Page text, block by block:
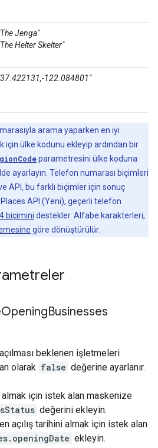
Jenga"
Helter Skelter"
122.084801"
arama yaparken en iyi
için ülke kodunu ekleyip ardından bir
parametresini ülke koduna
ayarlayın. Telefon numarası biçimleri
API, bu farklı biçimler için sonuç
Places API (Yeni), geçerli telefon
biçimini destekler. Alfabe karakterleri,
göre dönüştürülür.
OpeningBusinesses
beklenen işletmeleri
olarak false değerine ayarlanır.
için istek alan maskenize
değerini ekleyin.
açılış tarihini almak için istek alan
ekleyin.